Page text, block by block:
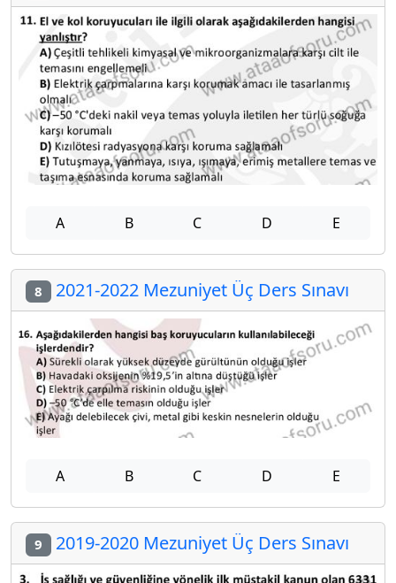
A B C D E
8 2021-2022 Mezuniyet Üç Ders Sınavı
A B C D E
9 2019-2020 Mezuniyet Üç Ders Sınavı